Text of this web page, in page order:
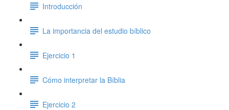
Introducción
La importancia del estudio bíblico
Ejercicio 1
Cómo interpretar la Bíblia
Ejercicio 2